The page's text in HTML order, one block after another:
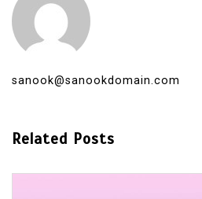
sanook@sanookdomain.com
Related Posts